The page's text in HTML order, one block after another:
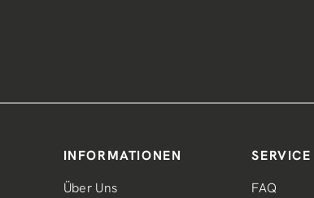
INFORMATIONEN
Über Uns
SERVICE
FAQ